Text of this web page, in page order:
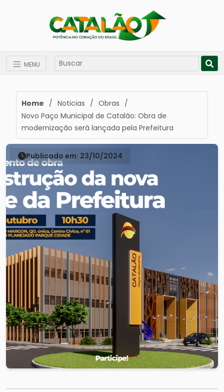
MENU
Home / Noticias / Obras /
Novo Paço Municipal de Catalão: Obra de
modernização será lançada pela Prefeitura
Publicado em: 23/10/2024